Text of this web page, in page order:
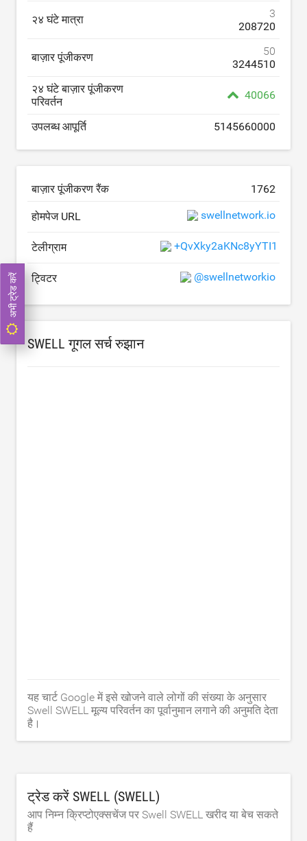
२४ घंटे मात्रा
3
208720
बाज़ार पूंजीकरण
50
3244510
२४ घंटे बाज़ार पूंजीकरण
परिवर्तन
40066
उपलब्ध आपूर्ति 5145660000
बाज़ार पूंजीकरण रैंक 1762
होमपेज URL swellnetwork.io
टेलीग्राम +QvXky2aKNc8yYTI1
ट्विटर @swellnetworkio
SWELL गूगल सर्च रुझान
यह चार्ट Google में इसे खोजने वाले लोगों की संख्या के अनुसार
Swell SWELL मूल्य परिवर्तन का पूर्वानुमान लगाने की अनुमति देता
है।
ट्रेड करें SWELL (SWELL)
आप निम्न क्रिप्टोएक्सचेंज पर Swell SWELL खरीद या बेच सकते
हैं
अभी ट्रेड करें